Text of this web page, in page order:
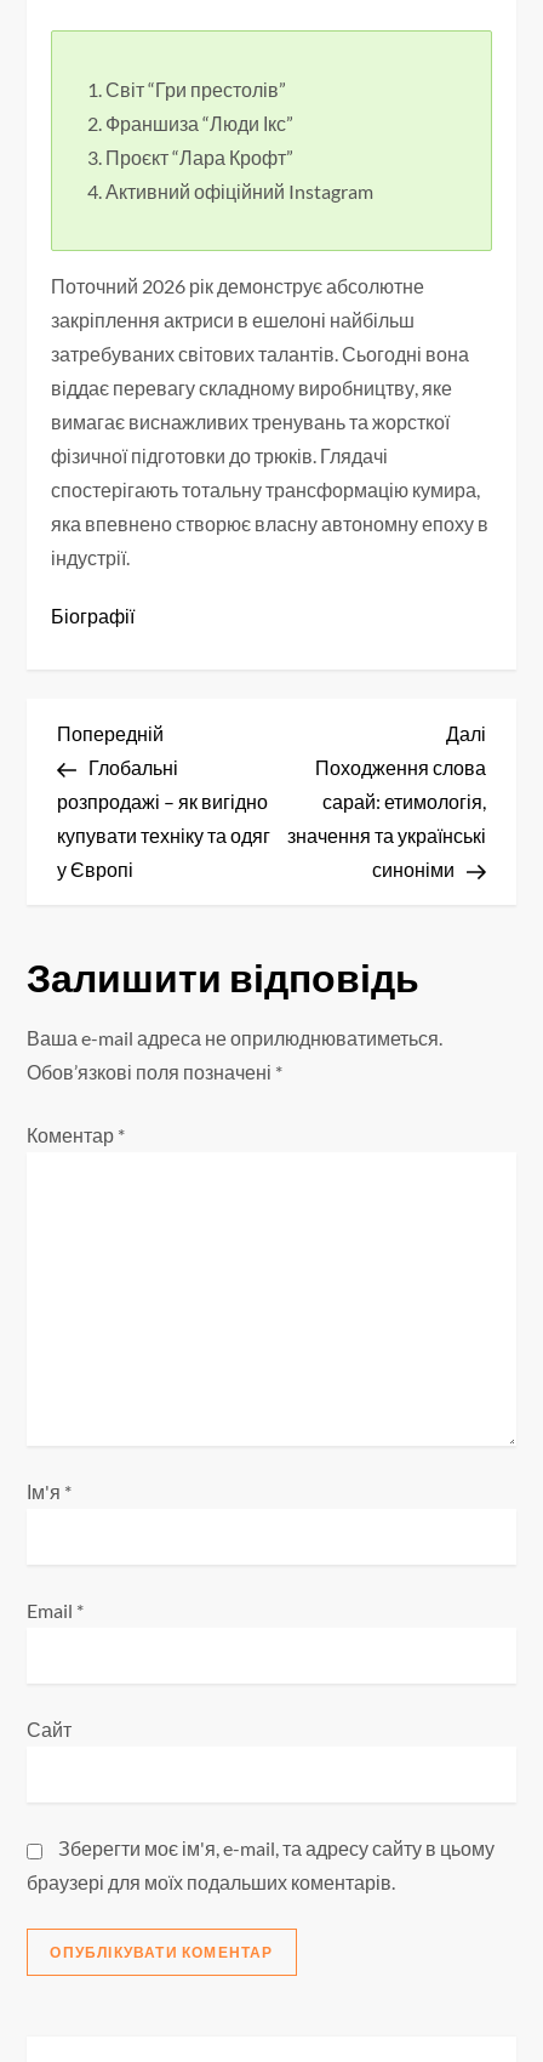
Світ “Гри престолів”
Франшиза “Люди Ікс”
Проєкт “Лара Крофт”
Активний офіційний Instagram
Поточний 2026 рік демонструє абсолютне
закріплення актриси в ешелоні найбільш
затребуваних світових талантів. Сьогодні вона
віддає перевагу складному виробництву, яке
вимагає виснажливих тренувань та жорсткої
фізичної підготовки до трюків. Глядачі
спостерігають тотальну трансформацію кумира,
яка впевнено створює власну автономну епоху в
індустрії.
Біографії
Н
а
в
а
ц
і
Попередній
запис
Попередній
Глобальні
розпродажі – як вигідно
купувати техніку та одяг
у Європі
запис
Далі
Походження слова
сарай: етимологія,
значення та українські
синоніми
Залишити відповідь
Ваша e-mail адреса не оприлюднюватиметься.
Обов’язкові поля позначені *
Коментар *
Ім'я *
Email *
Сайт
Зберегти моє ім'я, e-mail, та адресу сайту в цьому
браузері для моїх подальших коментарів.